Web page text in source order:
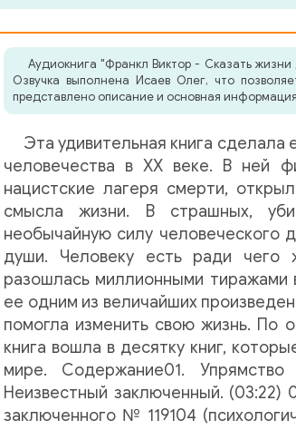
Аудиокнига "Франкл Виктор - Сказать
Озвучка выполнена Исаев Олег, что
представлено описание и основная
Эта удивительная книга
человечества в XX веке. В ней
нацистские лагеря смерти,
смысла жизни. В страшных,
необычайную силу человеческого
души. Человеку есть ради чего
разошлась миллионными тиражами
ее одним из величайших
помогла изменить свою жизнь. По
книга вошла в десятку книг,
мире. Содержание01.
Неизвестный заключенный. (03:22)
заключенного № 119104